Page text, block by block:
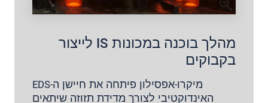
מהלך בוכנה במכונות IS לייצור
בקבוקים
מיקרו-אפסילון פיתחה את חיישן ה-EDS
האינדוקטיבי לצורך מדידת תזוזה שיתאים